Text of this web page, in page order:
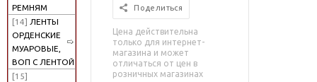
РЕМНЯМ
[14] ЛЕНТЫ
ОРДЕНСКИЕ
МУАРОВЫЕ,
ВОП С ЛЕНТОЙ
[15]
Поделиться
Цена действительна
только для интернет-
магазина и может
отличаться от цен в
розничных магазинах